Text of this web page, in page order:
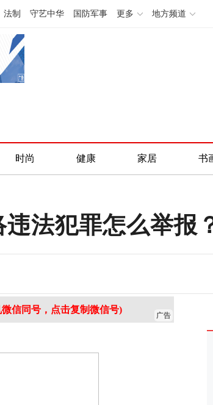
法制 守艺中华 国防军事 更多 地方频道
时尚 健康 家居 书
法犯罪怎么举报
广告
信同号，点击复制微信号)